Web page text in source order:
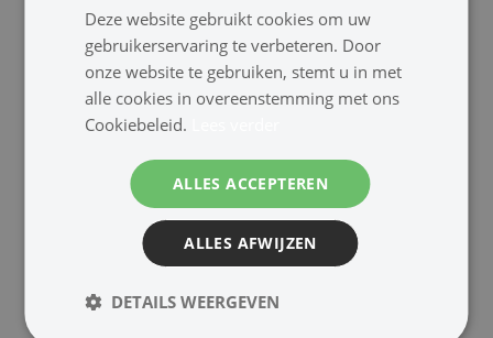
1x stalen muurbeugel
Downloads
Deze website gebruikt cookies om uw
gebruikerservaring te verbeteren. Door
onze website te gebruiken, stemt u in met
alle cookies in overeenstemming met ons
Cookiebeleid.
ALLES ACCEPTEREN
ALLES AFWIJZEN
DETAILS WEERGEVEN